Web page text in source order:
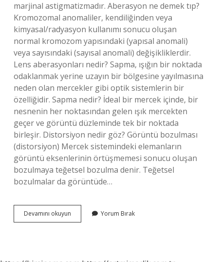
marjinal astigmatizmadır. Aberasyon ne demek tıp?
Kromozomal anomaliler, kendiliğinden veya
kimyasal/radyasyon kullanımı sonucu oluşan
normal kromozom yapısındaki (yapısal anomali)
veya sayısındaki (sayısal anomali) değişikliklerdir.
Lens aberasyonları nedir? Sapma, ışığın bir noktada
odaklanmak yerine uzayın bir bölgesine yayılmasına
neden olan mercekler gibi optik sistemlerin bir
özelliğidir. Sapma nedir? İdeal bir mercek içinde, bir
nesnenin her noktasından gelen ışık mercekten
geçer ve görüntü düzleminde tek bir noktada
birleşir. Distorsiyon nedir göz? Görüntü bozulması
(distorsiyon) Mercek sistemindeki elemanların
görüntü eksenlerinin örtüşmemesi sonucu oluşan
bozulmaya teğetsel bozulma denir. Teğetsel
bozulmalar da görüntüde…
Devamını okuyun
Sıralı
Yorum Bırak